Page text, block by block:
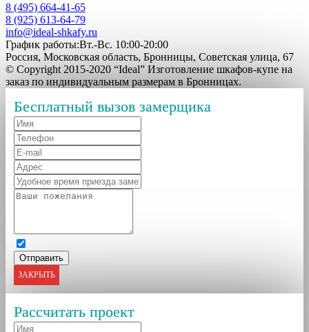
8 (495) 664-41-65
8 (925) 613-64-79
info@ideal-shkafy.ru
График работы:Вт.-Вс. 10:00-20:00
Россия, Московская область, Бронницы, Советская улица, 67
© Copyright 2015-2020 “Ideal” Изготовление шкафов-купе на
заказ по индивидуальным размерам в Бронницах.
Бесплатный вызов замерщика
ЗАКРЫТЬ
Рассчитать проект